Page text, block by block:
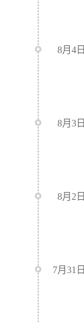
8月4日
8月3日
8月2日
7月31日